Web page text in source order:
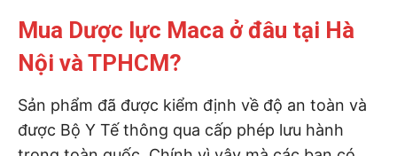
Mua Dược lực Maca ở đâu tại Hà
Nội và TPHCM?
Sản phẩm đã được kiểm định về độ an toàn và
được Bộ Y Tế thông qua cấp phép lưu hành